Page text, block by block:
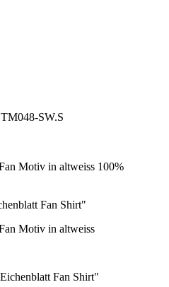
SW.S
Motiv in altweiss 100%
Fan Shirt"
Motiv in altweiss
Fan Shirt"